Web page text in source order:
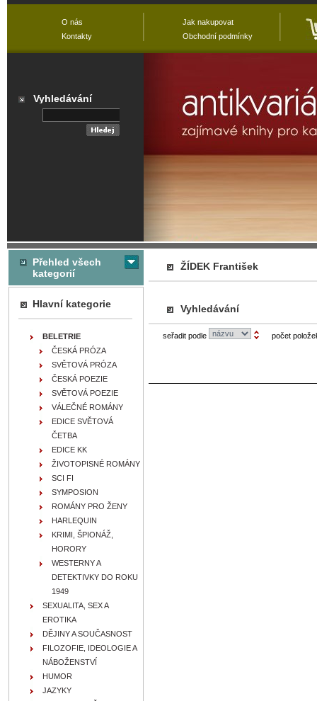
ŽÍDEK František
Vyhledávání
seřadit podle počet
Přehled všech
kategorií
Hlavní kategorie
BELETRIE
ČESKÁ PRÓZA
SVĚTOVÁ PRÓZA
ČESKÁ POEZIE
SVĚTOVÁ POEZIE
VÁLEČNÉ ROMÁNY
EDICE SVĚTOVÁ
ČETBA
EDICE KK
ŽIVOTOPISNÉ ROMÁNY
SCI FI
SYMPOSION
ROMÁNY PRO ŽENY
HARLEQUIN
KRIMI, ŠPIONÁŽ,
HORORY
WESTERNY A
DETEKTIVKY DO ROKU
1949
SEXUALITA, SEX A
EROTIKA
DĚJINY A SOUČASNOST
FILOZOFIE, IDEOLOGIE A
NÁBOŽENSTVÍ
HUMOR
JAZYKY
O nás
Kontakty
Jak nakupovat
Obchodní podmínky
Vyhledávání